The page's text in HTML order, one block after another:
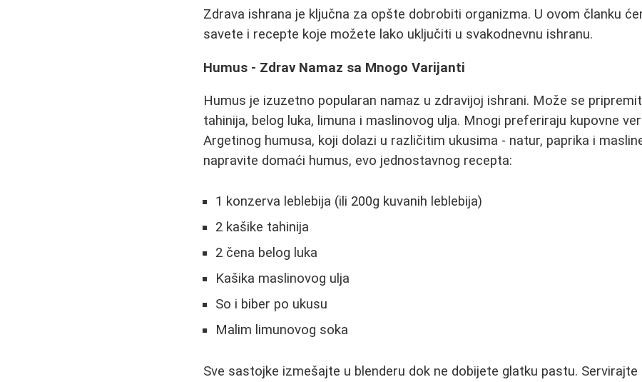
Zdrava ishrana je ključna za opšte dobrobiti organizma. U ovom članku
savete i recepte koje možete lako uključiti u svakodnevnu ishranu.
Humus - Zdrav Namaz sa Mnogo Varijanti
Humus je izuzetno popularan namaz u zdravijoj ishrani. Može se
tahinija, belog luka, limuna i maslinovog ulja. Mnogi preferiraju kupovne
Argetinog humusa, koji dolazi u različitim ukusima - natur, paprika i
napravite domaći humus, evo jednostavnog recepta:
1 konzerva leblebija (ili 200g kuvanih leblebija)
2 kašike tahinija
2 čena belog luka
Kašika maslinovog ulja
So i biber po ukusu
Malim limunovog soka
Sve sastojke izmešajte u blenderu dok ne dobijete glatku pastu. Servirajte